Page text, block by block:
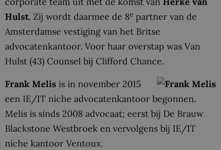
Hulst. Zij wordt daarmee de 8e partner van de
Amsterdamse vestiging van het Britse
advocatenkantoor. Voor haar overstap was Van
Hulst (43) Counsel bij Clifford Chance.
Frank Melis is in november 2015
een IE/IT niche advocatenkantoor begonnen.
Melis is sinds 2008 advocaat; eerst bij De Brauw
Blackstone Westbroek en vervolgens bij IE/IT
niche kantoor Ventoux.